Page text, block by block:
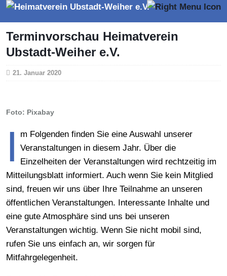
Terminvorschau Heimatverein
Ubstadt-Weiher e.V.
21. Januar 2020
Foto: Pixabay
I
m Folgenden finden Sie eine Auswahl unserer
Veranstaltungen in diesem Jahr. Über die
Einzelheiten der Veranstaltungen wird rechtzeitig im
Mitteilungsblatt informiert. Auch wenn Sie kein Mitglied
sind, freuen wir uns über Ihre Teilnahme an unseren
öffentlichen Veranstaltungen. Interessante Inhalte und
eine gute Atmosphäre sind uns bei unseren
Veranstaltungen wichtig. Wenn Sie nicht mobil sind,
rufen Sie uns einfach an, wir sorgen für
Mitfahrgelegenheit.